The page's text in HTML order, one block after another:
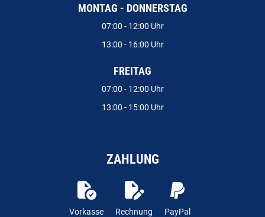
MONTAG - DONNERSTAG
07:00 - 12:00 Uhr
13:00 - 16:00 Uhr
FREITAG
07:00 - 12:00 Uhr
13:00 - 15:00 Uhr
ZAHLUNG
Vorkasse Rechnung PayPal